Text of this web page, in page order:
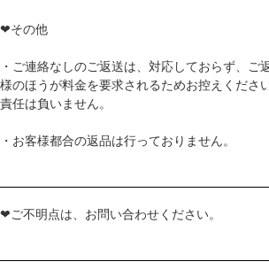
❤その他
・ご連絡なしのご返送は、対応しておらず、ご
様のほうが料金を要求されるためお控えくださ
責任は負いません。
・お客様都合の返品は行っておりません。
❤ご不明点は、お問い合わせください。